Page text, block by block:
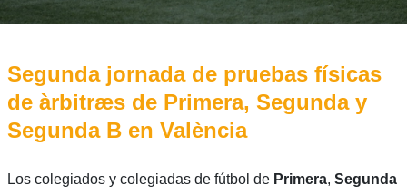
Segunda jornada de pruebas físicas
de àrbitræs de Primera, Segunda y
Segunda B en València
Los colegiados y colegiadas de fútbol de Primera, Segunda